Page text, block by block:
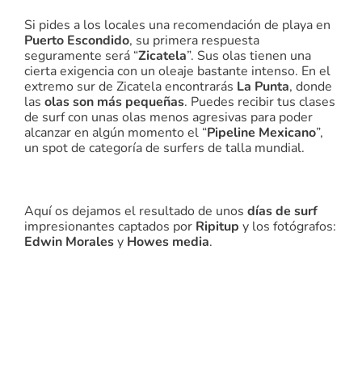
Si pides a los locales una recomendación de playa en
Puerto Escondido, su primera respuesta
seguramente será “Zicatela”. Sus olas tienen una
cierta exigencia con un oleaje bastante intenso. En el
extremo sur de Zicatela encontrarás La Punta, donde
las olas son más pequeñas. Puedes recibir tus clases
de surf con unas olas menos agresivas para poder
alcanzar en algún momento el “Pipeline Mexicano”,
un spot de categoría de surfers de talla mundial.
Aquí os dejamos el resultado de unos días de surf
impresionantes captados por Ripitup y los fotógrafos:
Edwin Moralesy Howes media.